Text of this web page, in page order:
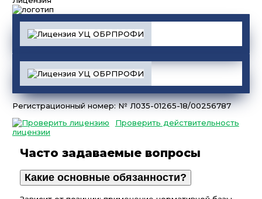
Регистрационный номер: № Л035-01265-18/00256787
Проверить действительность
лицензии
Часто задаваемые вопросы
Какие основные обязанности?